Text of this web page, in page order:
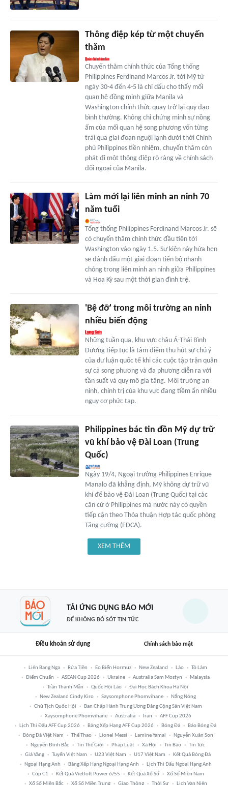
Thông điệp kép từ một chuyến
thăm
Chuyến thăm chính thức của Tổng thống
Philippines Ferdinand Marcos Jr. tới Mỹ từ
ngày 30-4 đến 4-5 là chỉ dấu cho thấy mối
quan hệ đồng minh giữa Manila và
Washington chính thức quay trở lại quỹ đạo
bình thường. Không chỉ chứng minh sự nồng
ấm của mối quan hệ song phương vốn từng
trải qua giai đoạn nguội lạnh dưới thời Chính
phủ Philippines tiền nhiệm, chuyến thăm còn
phát đi một thông điệp rõ ràng về chính sách
đối ngoại của Manila.
Làm mới lại liên minh an ninh 70
năm tuổi
Tổng thống Philippines Ferdinand Marcos Jr. sẽ
có chuyến thăm chính thức đầu tiên tới
Washington vào ngày 1.5. Sự kiện này hứa hẹn
sẽ đánh dấu một giai đoạn tiến bộ nhanh
chóng trong liên minh an ninh giữa Philippines
và Hoa Kỳ sau một thời gian đình trệ.
'Bệ đỡ' trong môi trường an ninh
nhiều biến động
Những tuần qua, khu vực châu Á-Thái Bình
Dương tiếp tục là tâm điểm thu hút sự chú ý
của dư luận quốc tế khi các cuộc tập trận quân
sự cả song phương và đa phương diễn ra với
tần suất và quy mô gia tăng. Môi trường an
ninh, chính trị của khu vực đang tiềm ẩn nhiều
nguy cơ phức tạp.
Philippines bác tin đồn Mỹ dự trữ
vũ khí bảo vệ Đài Loan (Trung
Quốc)
Ngày 19/4, Ngoại trưởng Philippines Enrique
Manalo đã khẳng định, Mỹ không dự trữ vũ
khí để bảo vệ Đài Loan (Trung Quốc) tại các
căn cứ ở Philippines mà nước này có quyền
tiếp cận theo Thỏa thuận Hợp tác quốc phòng
Tăng cường (EDCA).
XEM THÊM
TẢI ỨNG DỤNG BÁO MỚI
ĐỂ KHÔNG BỎ SÓT TIN TỨC
Điều khoản sử dụng Chính sách bảo mật
Liên Bang Nga Rửa Tiền Eo Biển Hormuz New Zealand Lào
Tô Lâm
Điểm Chuẩn
ASEAN Cup 2026 Ukraine Australia Sam Mostyn
Malaysia
Trần Thanh Mẫn
Quốc Hội Lào
Đại Học Bách Khoa Hà Nội
New Zealand Cindy Kiro
Saysomphone Phomvihane
Nắng Nóng
Chủ Tịch Quốc Hội
Ban Chấp Hành Trung Ương Đảng Cộng Sản Việt Nam
Xaysomphone Phomvihane
Australia Iran
AFF Cup 2026
Lịch Thi Đấu AFF Cup 2026
Bảng Xếp Hạng AFF Cup 2026 Bóng Đá
Báo Bóng Đá
Bóng Đá Việt Nam
Thể Thao Lionel Messi Lamine Yamal
Nguyễn Xuân Son
Nguyễn Đình Bắc
Tin Thế Giới Pháp Luật Xã Hội Tin Bão
Tin Tức
Giá Vàng
Tuyển Việt Nam U23 Việt Nam U17 Việt Nam
Kết Quả Bóng Đá
Ngoại Hạng Anh
Bảng Xếp Hạng Ngoại Hạng Anh
Lịch Thi Đấu Ngoại Hạng Anh
Cúp C1
Kết Quả Vietlott Power 6/55 Kết Quả Xổ Số
Xổ Số Miền Nam
Xổ Số Miền Bắc
Xổ Số Miền Trung Giao Thông Thời Sự Lịch Vạn Niên